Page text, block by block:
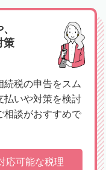
策
続税の申告をスム
払いや対策を検討
相談がおすすめで
応可能な税理